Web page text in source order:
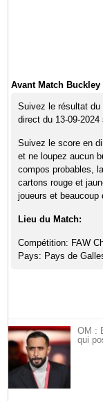
Avant Match
Suivez le résultat
direct du 13-09-
Suivez le score en
et ne loupez aucun
compos probables,
cartons rouge et
joueurs et beaucoup
Lieu du Match:
Compétition: FAW
Pays: Pays de
OM :
qui